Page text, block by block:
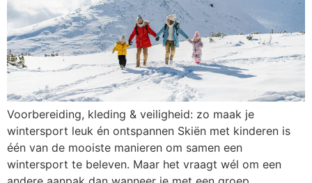
Voorbereiding, kleding & veiligheid: zo maak je
wintersport leuk én ontspannen Skiën met kinderen is
één van de mooiste manieren om samen een
wintersport te beleven. Maar het vraagt wél om een